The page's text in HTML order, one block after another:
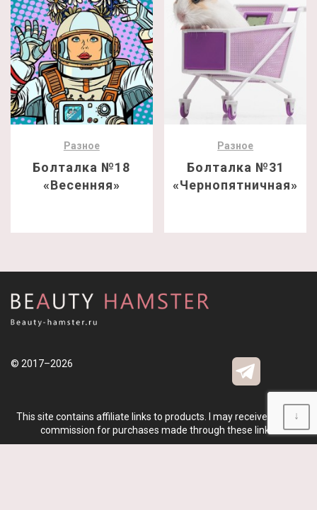
Разное
Болталка №18
«Весенняя»
Разное
Болталка №31
«Чернопятничная»
© 2017–2026
This site contains affiliate links to products. I may receive a small
commission for purchases made through these links.
↓